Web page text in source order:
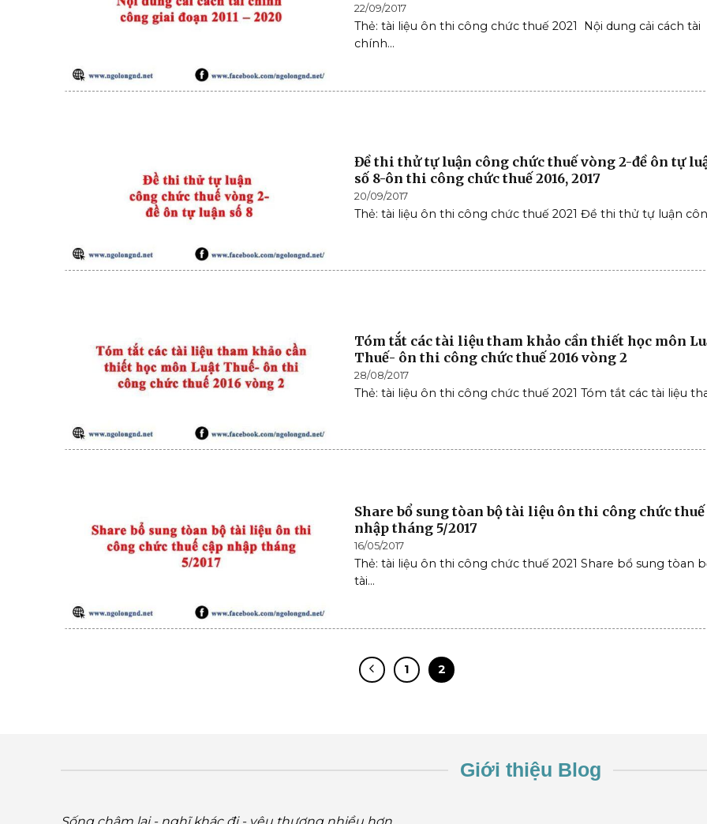
22/09/2017
Thẻ: tài liệu ôn thi công chức thuế 2021 Nội dung cải cách tài
chính...
Đề thi thử tự luận công chức thuế vòng 2-đề ôn tự
số 8-ôn thi công chức thuế 2016, 2017
20/09/2017
Thẻ: tài liệu ôn thi công chức thuế 2021 Đề thi thử tự luận
Tóm tắt các tài liệu tham khảo cần thiết học môn
Thuế- ôn thi công chức thuế 2016 vòng 2
28/08/2017
Thẻ: tài liệu ôn thi công chức thuế 2021 Tóm tắt các tài liệu
Share bổ sung tòan bộ tài liệu ôn thi công chức thuế
nhập tháng 5/2017
16/05/2017
Thẻ: tài liệu ôn thi công chức thuế 2021 Share bổ sung tòan
tài...
1 2
Giới thiệu Blog